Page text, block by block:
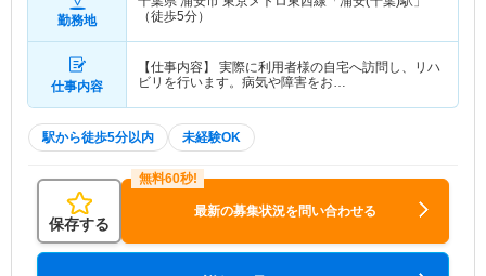
勤務地
（徒歩5分）
仕事内容
【仕事内容】 実際に利用者様の自宅へ訪問し、リハ
ビリを行います。病気や障害をお…
駅から徒歩5分以内 未経験OK
保存する
最新の募集状況を問い合わせる